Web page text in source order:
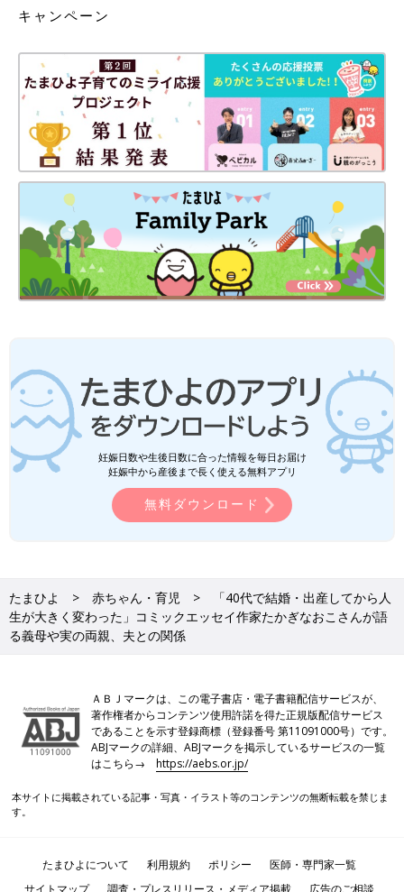
ら、それはそれで不満だったかもしれないので、考え方を変えれ
今は相談をすればいろいろと意見も出してくれるので「まあ、い
っか〜」と思っています。
――最近の「おつぐやん」さんと「むーちゃん」の父娘エピソー
ドを教えてください。
たかぎ 娘が病気になると夫と私２人でせっせと看病するのです
が、先日夫が熱を出したときに娘が夫のおでこをせっせと冷やし
たり、飲みものを運んであげたりしていたんです。なんかその姿
を見ていたら、「大きくなったなぁ～」となんだかとってもじ〜
んとしてしまいました。
お話／たかぎなおこさん 取材・文／安田ナナ、たまひよ
ONLINE編集部
りました」漫画家・渡辺電機(株)さんイ
ンタビュー
55歳で16歳年下のシングルマザーと初の結婚、
その日から二人の娘のパパになった漫画家の渡
辺電機(株)さん。当時8歳の「アユちゃん」と東
京で2人暮らしを始めたころの思い出をつづっ
たコミックエッセイです。発表直後から「心が
温まりました」「思わず泣きました」と大きな
話題になり、現在も渡辺さんのnoteで連載が続
いています。渡辺さんに、あらためて当時のお
話を伺いました。
「育児につかれてへとへとになったり、イライラしちゃうことも
あるのですが、夫が育児や家事に積極的なのと、お義母さんも娘
を本当によくかわいがってくれて、それでかなり助けられまし
た」とたかぎさん。周囲の人と協力しながら、40代の子育てを楽
●記事の内容は2023年５月の情報であり、現在と異なる場合があ
ります。
たかぎなおこさん
1974年、三重県生まれ。2023年2月に作家生活20周年を迎えた
キャンペーン
妊娠日数や生後日数に合った情報を毎日お届け
妊娠中から産後まで長く使える無料アプリ
無料ダウンロード
たまひよ 赤ちゃん・育児
「40代で結婚・出産してから人
生が大きく変わった」コミックエッセイ作家たかぎなおこさんが語
る義母や実の両親、夫との関係
ＡＢＪマークは、この電子書店・電子書籍配信サービスが、
著作権者からコンテンツ使用許諾を得た正規版配信サービス
であることを示す登録商標（登録番号 第11091000号）です。
ABJマークの詳細、ABJマークを掲示しているサービスの一覧
はこちら→https://aebs.or.jp/
本サイトに掲載されている記事・写真・イラスト等のコンテンツの無断転載を禁じま
す。
たまひよについて 利用規約 ポリシー
医師・専門家一覧